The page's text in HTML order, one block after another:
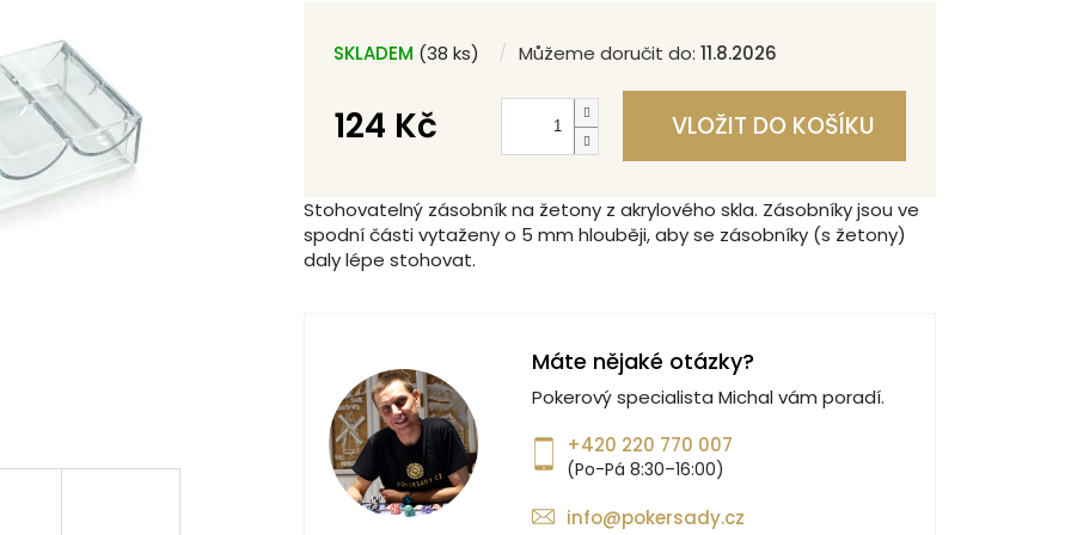
SKLADEM (38 ks) Můžeme doručit do: 11.8.2026
124 Kč VLOŽIT DO KOŠÍKU
Stohovatelný zásobník na žetony z akrylového skla. Zásobníky jsou ve
spodní části vytaženy o 5 mm hlouběji, aby se zásobníky (s žetony)
daly lépe stohovat.
Máte nějaké otázky?
Pokerový specialista Michal vám poradí.
+420 220 770 007
(Po-Pá 8:30–16:00)
info@pokersady.cz